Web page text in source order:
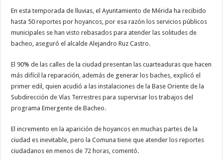
En esta temporada de lluvias, el Ayuntamiento de Mérida ha recibido
hasta 50 reportes por hoyancos, por esa razón los servicios públicos
municipales se han visto rebasados para atender las solitudes de
bacheo, aseguró el alcalde Alejandro Ruz Castro.
El 90% de las calles de la ciudad presentan las cuarteaduras que hacen
más difícil la reparación, además de generar los baches, explicó el
primer edil, quien acudió a las instalaciones de la Base Oriente de la
Subdirección de Vías Terrestres para supervisar los trabajos del
programa Emergente de Bacheo.
El incremento en la aparición de hoyancos en muchas partes de la
ciudad es inevitable, pero la Comuna tiene que atender los reportes
ciudadanos en menos de 72 horas, comentó.